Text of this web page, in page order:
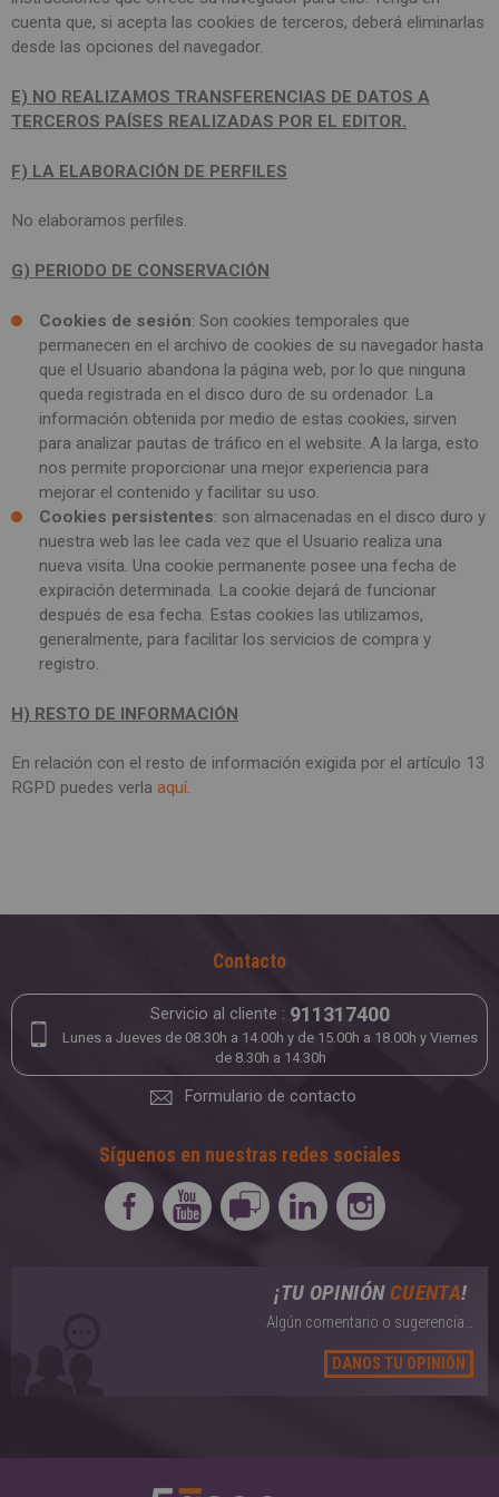
cuenta que, si acepta las cookies de terceros, deberá eliminarlas
desde las opciones del navegador.
E) NO REALIZAMOS TRANSFERENCIAS DE DATOS A
TERCEROS PAÍSES REALIZADAS POR EL EDITOR.
F) LA ELABORACIÓN DE PERFILES
No elaboramos perfiles.
G) PERIODO DE CONSERVACIÓN
Cookies de sesión: Son cookies temporales que
permanecen en el archivo de cookies de su navegador hasta
que el Usuario abandona la página web, por lo que ninguna
queda registrada en el disco duro de su ordenador. La
información obtenida por medio de estas cookies, sirven
para analizar pautas de tráfico en el website. A la larga, esto
nos permite proporcionar una mejor experiencia para
mejorar el contenido y facilitar su uso.
Cookies persistentes: son almacenadas en el disco duro y
nuestra web las lee cada vez que el Usuario realiza una
nueva visita. Una cookie permanente posee una fecha de
expiración determinada. La cookie dejará de funcionar
después de esa fecha. Estas cookies las utilizamos,
generalmente, para facilitar los servicios de compra y
registro.
H) RESTO DE INFORMACIÓN
En relación con el resto de información exigida por el artículo 13
RGPD puedes verla aquí.
Contacto
Servicio al cliente : 911317400
Lunes a Jueves de 08.30h a 14.00h y de 15.00h a 18.00h y Viernes
de 8.30h a 14.30h
Formulario de contacto
Síguenos en nuestras redes sociales
¡TU OPINIÓN CUENTA!
Algún comentario o sugerencia…
DANOS TU OPINIÓN